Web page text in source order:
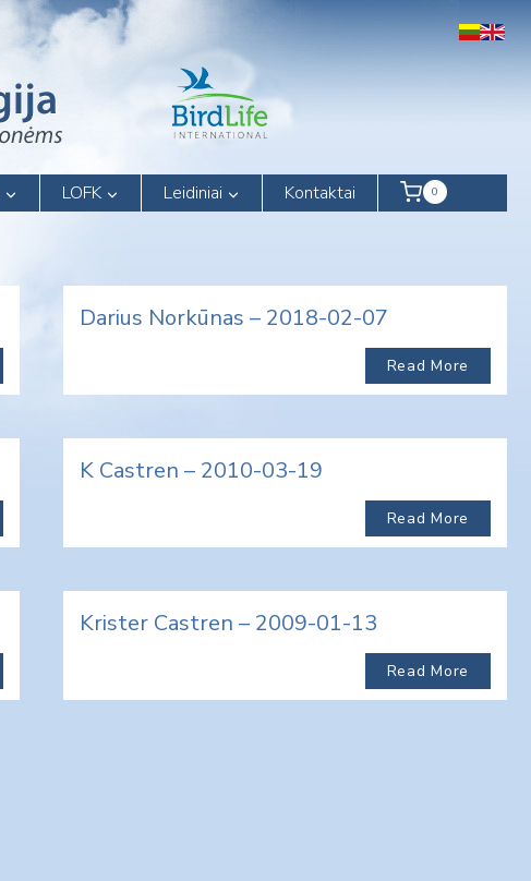
LOFK Leidiniai Kontaktai 0
Darius Norkūnas – 2018-02-07
Read More
K Castren – 2010-03-19
Read More
Krister Castren – 2009-01-13
Read More